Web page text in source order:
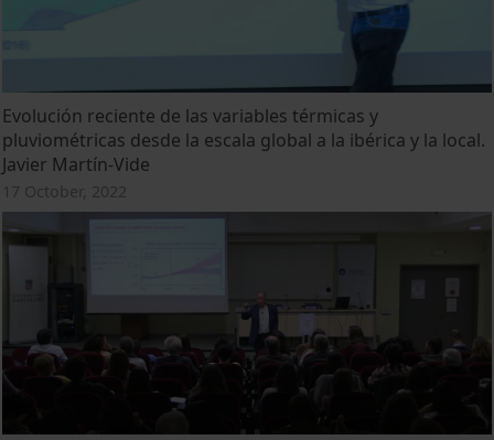
Evolución reciente de las variables térmicas y
pluviométricas desde la escala global a la ibérica y la local.
Javier Martín-Vide
17 October, 2022